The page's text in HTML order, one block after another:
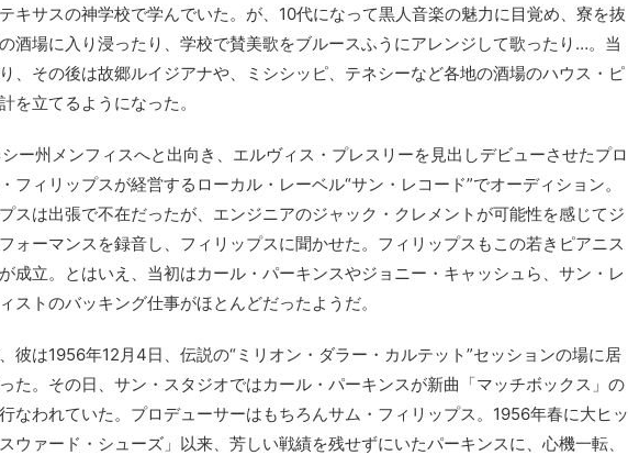
キサスの神学校で学んでいた。が、10代になって黒人音楽の魅力に目覚め、寮を抜
酒場に入り浸ったり、学校で賛美歌をブルースふうにアレンジして歌ったり…。当
、その後は故郷ルイジアナや、ミシシッピ、テネシーなど各地の酒場のハウス・ピ
を立てるようになった。
ー州メンフィスへと出向き、エルヴィス・プレスリーを見出しデビューさせたプロ
フィリップスが経営するローカル・レーベル“サン・レコード”でオーディション。
スは出張で不在だったが、エンジニアのジャック・クレメントが可能性を感じてジ
ォーマンスを録音し、フィリップスに聞かせた。フィリップスもこの若きピアニス
成立。とはいえ、当初はカール・パーキンスやジョニー・キャッシュら、サン・レ
ストのバッキング仕事がほとんどだったようだ。
彼は1956年12月4日、伝説の“ミリオン・ダラー・カルテット”セッションの場に居
た。その日、サン・スタジオではカール・パーキンスが新曲「マッチボックス」の
なわれていた。プロデューサーはもちろんサム・フィリップス。1956年春に大ヒッ
ウァード・シューズ」以来、芳しい戦績を残せずにいたパーキンスに、心機一転、